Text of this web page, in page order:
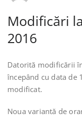
Modificări
2016
Datorită modificării
începând cu data de
modificat.
Noua variantă de